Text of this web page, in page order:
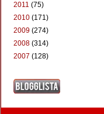
2011 (75)
2010 (171)
2009 (274)
2008 (314)
2007 (128)